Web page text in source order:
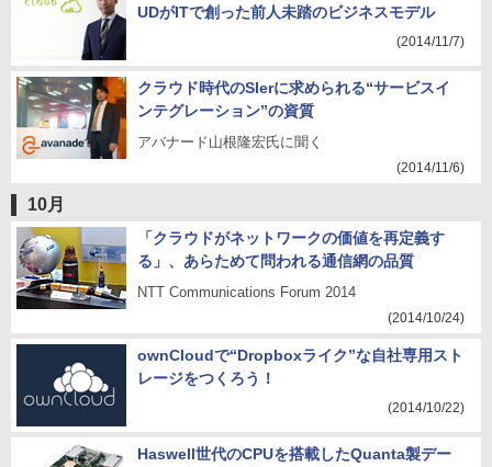
UDがITで創った前人未踏のビジネスモデル
(2014/11/7)
クラウド時代のSIerに求められる“サービスイ
ンテグレーション”の資質
アバナード山根隆宏氏に聞く
(2014/11/6)
10月
「クラウドがネットワークの価値を再定義す
る」、あらためて問われる通信網の品質
NTT Communications Forum 2014
(2014/10/24)
ownCloudで“Dropboxライク”な自社専用スト
レージをつくろう！
(2014/10/22)
Haswell世代のCPUを搭載したQuanta製デー